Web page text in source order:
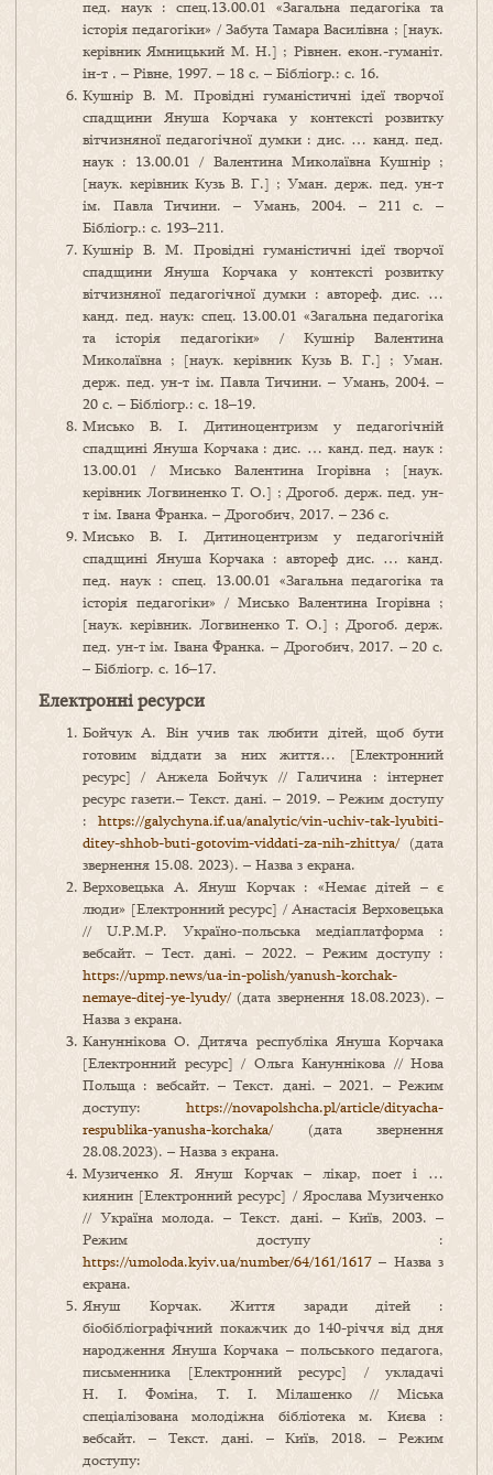
пед. наук : спец.13.00.01 «Загальна педагогіка та
історія педагогіки» / Забута Тамара Василівна ; [наук.
керівник Ямницький М. Н.] ; Рівнен. екон.-гуманіт.
ін-т . – Рівне, 1997. – 18 с. – Бібліогр.: с. 16.
Кушнір В. М. Провідні гуманістичні ідеї творчої
спадщини Януша Корчака у контексті розвитку
вітчизняної педагогічної думки : дис. … канд. пед.
наук : 13.00.01 / Валентина Миколаївна Кушнір ;
[наук. керівник Кузь В. Г.] ; Уман. держ. пед. ун-т
ім. Павла Тичини. – Умань, 2004. – 211 с. –
Бібліогр.: с. 193–211.
Кушнір В. М. Провідні гуманістичні ідеї творчої
спадщини Януша Корчака у контексті розвитку
вітчизняної педагогічної думки : автореф. дис. …
канд. пед. наук: спец. 13.00.01 «Загальна педагогіка
та історія педагогіки» / Кушнір Валентина
Миколаївна ; [наук. керівник Кузь В. Г.] ; Уман.
держ. пед. ун-т ім. Павла Тичини. – Умань, 2004. –
20 с. – Бібліогр.: с. 18–19.
Мисько В. І. Дитиноцентризм у педагогічній
спадщині Януша Корчака : дис. … канд. пед. наук :
13.00.01 / Мисько Валентина Ігорівна ; [наук.
керівник Логвиненко Т. О.] ; Дрогоб. держ. пед. ун-
т ім. Івана Франка. – Дрогобич, 2017. – 236 с.
Мисько В. І. Дитиноцентризм у педагогічній
спадщині Януша Корчака : автореф дис. … канд.
пед. наук : спец. 13.00.01 «Загальна педагогіка та
історія педагогіки» / Мисько Валентина Ігорівна ;
[наук. керівник. Логвиненко Т. О.] ; Дрогоб. держ.
пед. ун-т ім. Івана Франка. – Дрогобич, 2017. – 20 с.
– Бібліогр. с. 16–17.
Електронні ресурси
Бойчук А. Він учив так любити дітей, щоб бути
готовим віддати за них життя… [Електронний
ресурс] / Анжела Бойчук // Галичина : інтернет
ресурс газети.– Текст. дані. – 2019. – Режим доступу
: https://galychyna.if.ua/analytic/vin-uchiv-tak-lyubiti-
ditey-shhob-buti-gotovim-viddati-za-nih-zhittya/(дата
звернення 15.08. 2023). – Назва з екрана.
Верховецька А. Януш Корчак : «Немає дітей – є
люди» [Електронний ресурс] / Анастасія Верховецька
// U.P.M.P. Україно-польська медіаплатформа :
вебсайт. – Тест. дані. – 2022. – Режим доступу :
https://upmp.news/ua-in-polish/yanush-korchak-
nemaye-ditej-ye-lyudy/(дата звернення 18.08.2023). –
Назва з екрана.
Кануннікова О. Дитяча республіка Януша Корчака
[Електронний ресурс] / Ольга Кануннікова // Нова
Польща : вебсайт. – Текст. дані. – 2021. – Режим
доступу: https://novapolshcha.pl/article/dityacha-
respublika-yanusha-korchaka/(дата звернення
28.08.2023). – Назва з екрана.
Музиченко Я. Януш Корчак – лікар, поет і …
киянин [Електронний ресурс] / Ярослава Музиченко
// Україна молода. – Текст. дані. – Київ, 2003. –
Режим доступу :
https://umoloda.kyiv.ua/number/64/161/1617 – Назва з
екрана.
Януш Корчак. Життя заради дітей :
біобібліографічний покажчик до 140-річчя від дня
народження Януша Корчака – польського педагога,
письменника [Електронний ресурс] / укладачі
Н. І. Фоміна, Т. І. Мілашенко // Міська
спеціалізована молодіжна бібліотека м. Києва :
вебсайт. – Текст. дані. – Київ, 2018. – Режим
доступу: